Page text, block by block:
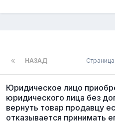
НАЗАД Страница
Юридическое лицо
юридического лица без
вернуть товар продавцу
отказывается принимать